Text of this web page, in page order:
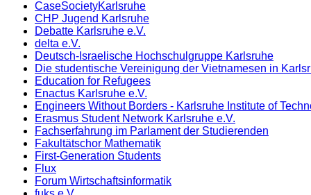
CaseSocietyKarlsruhe
CHP Jugend Karlsruhe
Debatte Karlsruhe e.V.
delta e.V.
Deutsch-Israelische Hochschulgruppe Karlsruhe
Die studentische Vereinigung der Vietnamesen in
Education for Refugees
Enactus Karlsruhe e.V.
Engineers Without Borders - Karlsruhe Institute of
Erasmus Student Network Karlsruhe e.V.
Fachserfahrung im Parlament der Studierenden
Fakultätschor Mathematik
First-Generation Students
Flux
Forum Wirtschaftsinformatik